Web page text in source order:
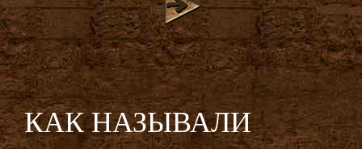
КАК НАЗЫВАЛИ